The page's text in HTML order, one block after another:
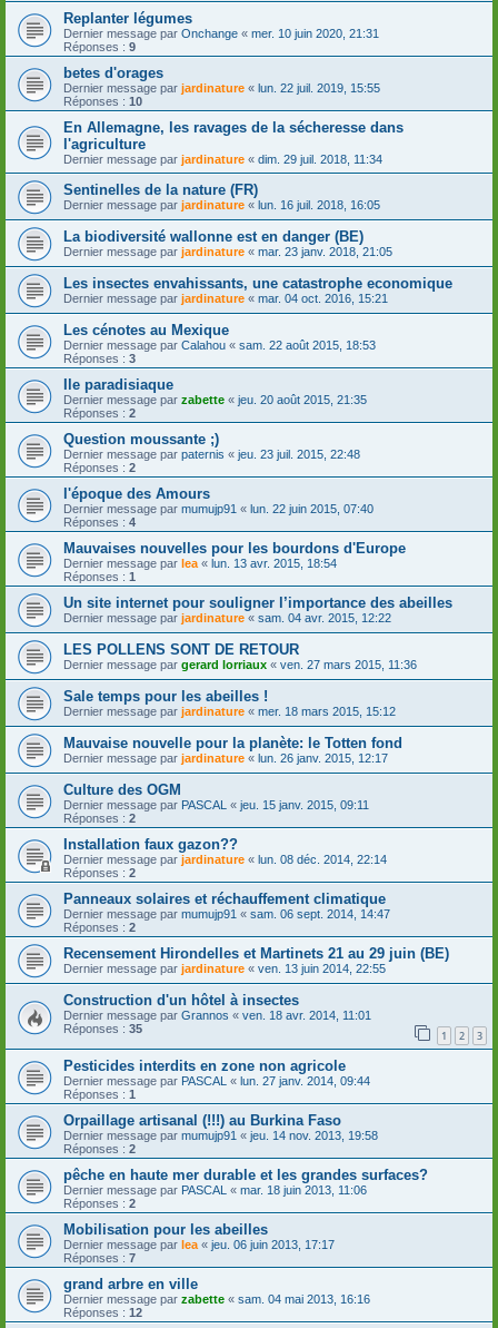
Replanter légumes
Dernier message par Onchange « mer. 10 juin 2020, 21:31
Réponses : 9
betes d'orages
Dernier message par jardinature « lun. 22 juil. 2019, 15:55
Réponses : 10
En Allemagne, les ravages de la sécheresse dans
l'agriculture
Dernier message par jardinature « dim. 29 juil. 2018, 11:34
Sentinelles de la nature (FR)
Dernier message par jardinature « lun. 16 juil. 2018, 16:05
La biodiversité wallonne est en danger (BE)
Dernier message par jardinature « mar. 23 janv. 2018, 21:05
Les insectes envahissants, une catastrophe economique
Dernier message par jardinature « mar. 04 oct. 2016, 15:21
Les cénotes au Mexique
Dernier message par Calahou « sam. 22 août 2015, 18:53
Réponses : 3
Ile paradisiaque
Dernier message par zabette « jeu. 20 août 2015, 21:35
Réponses : 2
Question moussante ;)
Dernier message par paternis « jeu. 23 juil. 2015, 22:48
Réponses : 2
l'époque des Amours
Dernier message par mumujp91 « lun. 22 juin 2015, 07:40
Réponses : 4
Mauvaises nouvelles pour les bourdons d'Europe
Dernier message par lea « lun. 13 avr. 2015, 18:54
Réponses : 1
Un site internet pour souligner l’importance des abeilles
Dernier message par jardinature « sam. 04 avr. 2015, 12:22
LES POLLENS SONT DE RETOUR
Dernier message par gerard lorriaux « ven. 27 mars 2015, 11:36
Sale temps pour les abeilles !
Dernier message par jardinature « mer. 18 mars 2015, 15:12
Mauvaise nouvelle pour la planète: le Totten fond
Dernier message par jardinature « lun. 26 janv. 2015, 12:17
Culture des OGM
Dernier message par PASCAL « jeu. 15 janv. 2015, 09:11
Réponses : 2
Installation faux gazon??
Dernier message par jardinature « lun. 08 déc. 2014, 22:14
Réponses : 2
Panneaux solaires et réchauffement climatique
Dernier message par mumujp91 « sam. 06 sept. 2014, 14:47
Réponses : 2
Recensement Hirondelles et Martinets 21 au 29 juin (BE)
Dernier message par jardinature « ven. 13 juin 2014, 22:55
Construction d'un hôtel à insectes
Dernier message par Grannos « ven. 18 avr. 2014, 11:01
Réponses : 35 1 2 3
Pesticides interdits en zone non agricole
Dernier message par PASCAL « lun. 27 janv. 2014, 09:44
Réponses : 1
Orpaillage artisanal (!!!) au Burkina Faso
Dernier message par mumujp91 « jeu. 14 nov. 2013, 19:58
Réponses : 2
pêche en haute mer durable et les grandes surfaces?
Dernier message par PASCAL « mar. 18 juin 2013, 11:06
Réponses : 2
Mobilisation pour les abeilles
Dernier message par lea « jeu. 06 juin 2013, 17:17
Réponses : 7
grand arbre en ville
Dernier message par zabette « sam. 04 mai 2013, 16:16
Réponses : 12